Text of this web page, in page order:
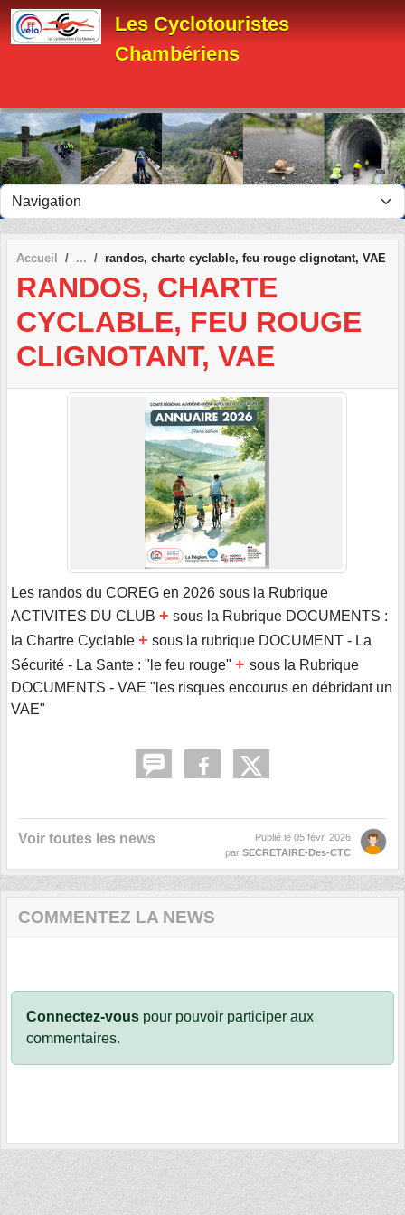
Les Cyclotouristes
Chambériens
Accueil randos, charte cyclable, feu rouge clignotant, VAE
RANDOS, CHARTE
CYCLABLE, FEU ROUGE
CLIGNOTANT, VAE
Les randos du COREG en 2026 sous la Rubrique
ACTIVITES DU CLUB + sous la Rubrique DOCUMENTS :
la Chartre Cyclable + sous la rubrique DOCUMENT - La
Sécurité - La Sante : "le feu rouge" + sous la Rubrique
DOCUMENTS - VAE "les risques encourus en débridant un
VAE"
Voir toutes les news Publié le 05 févr. 2026
par SECRETAIRE-Des-CTC
COMMENTEZ LA NEWS
Connectez-vous pour pouvoir participer aux
commentaires.
Panneau de gestion des cookies